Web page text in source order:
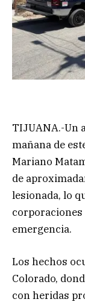
TIJUANA.-Un
mañana de
Mariano
de
lesionada, lo
corporaciones
emergencia.
Los hechos
Colorado,
con heridas